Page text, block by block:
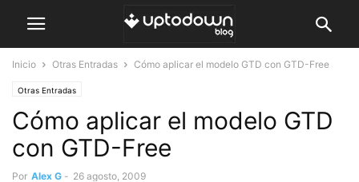
Inicio Otras Entradas Cómo aplicar el modelo GTD con GTD-Free
Otras Entradas
Cómo aplicar el modelo GTD
con GTD-Free
Por Alex G - 26 agosto, 2009